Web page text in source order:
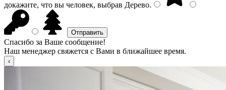
докажите, что вы человек, выбрав Дерево.
Спасибо за Ваше сообщение!
Наш менеджер свяжется с Вами в ближайшее время.